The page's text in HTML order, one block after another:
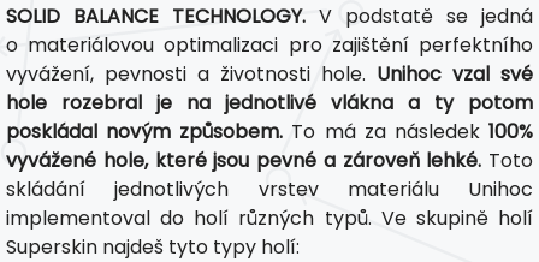
SOLID BALANCE TECHNOLOGY. V podstatě se jedná
o materiálovou optimalizaci pro zajištění perfektního
vyvážení, pevnosti a životnosti hole. Unihoc vzal své
hole rozebral je na jednotlivé vlákna a ty potom
poskládal novým způsobem. To má za následek100%
vyvážené hole, které jsou pevné a zároveň lehké. Toto
skládání jednotlivých vrstev materiálu Unihoc
implementoval do holí různých typů. Ve skupině holí
Superskin najdeš tyto typy holí: